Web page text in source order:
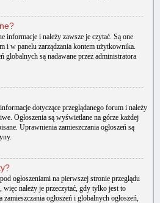
informacje i należy zawsze je czytać. Są one
i w panelu zarządzania kontem użytkownika.
globalnych są nadawane przez administratora
dotyczące przeglądanego forum i należy
Ogłoszenia są wyświetlane na górze każdej
Uprawnienia zamieszczania ogłoszeń są
ogłoszeniami na pierwszej stronie przeglądu
więc należy je przeczytać, gdy tylko jest to
ogłoszeń i globalnych ogłoszeń,